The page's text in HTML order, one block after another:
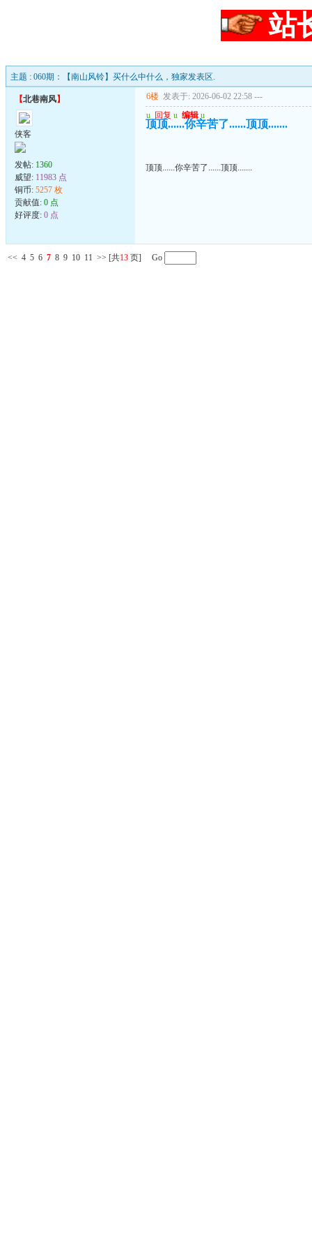
站
主题 : 060期：【南山风铃】买什么中什么，独家发表区.
【北巷南风】
侠客
发帖: 1360
威望: 11983 点
铜币: 5257 枚
贡献值: 0 点
好评度: 0 点
6楼 发表于: 2026-06-02 22:58 ---
u 回复 u 编辑 u
顶顶......你辛苦了......顶顶.......
顶顶......你辛苦了......顶顶.......
<< 4 5 6 7 8 9 10 11 >> [共13 页] Go